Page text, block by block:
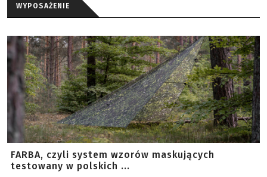
WYPOSAŻENIE
FARBA, czyli system wzorów maskujących
testowany w polskich ...